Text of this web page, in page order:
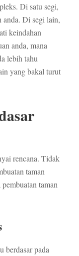
Di satu segi,
anda. Di segi lain,
keindahan
anda, mana
lebih tahu
yang bakal turut
rencana. Tidak
taman
taman
berdasar pada